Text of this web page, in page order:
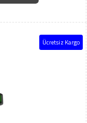
Ücretsiz Kargo